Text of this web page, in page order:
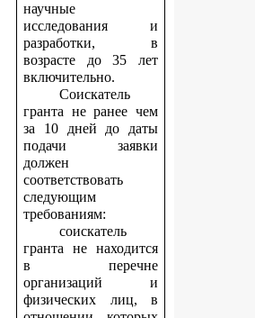
научные
исследования и
разработки, в
возрасте до 35 лет
включительно.
Соискатель
гранта не ранее чем
за 10 дней до даты
подачи заявки
должен
соответствовать
следующим
требованиям:
соискатель
гранта не находится
в перечне
организаций и
физических лиц, в